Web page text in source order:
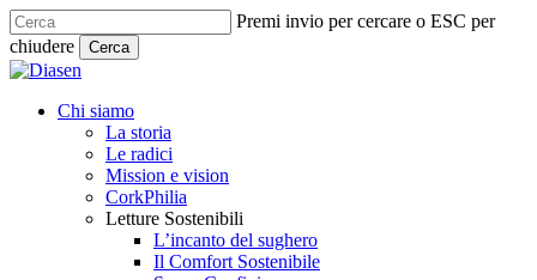
Skip
to
main
content
Premi invio per cercare o ESC per
chiudere
Cerca
Close
search
Menu
Chi siamo
La storia
Le radici
Mission e vision
CorkPhilia
Letture Sostenibili
L’incanto del sughero
Il Comfort Sostenibile